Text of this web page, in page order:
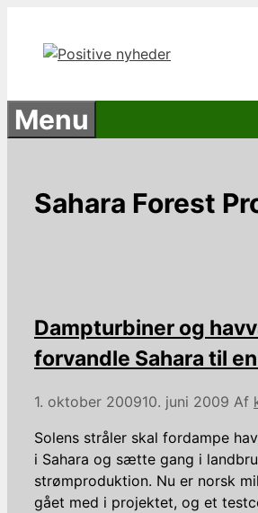
indhold
Menu
Sahara Forest
Dampturbiner og
forvandle Sahara til
1. oktober 200910. juni 2009 Af
Solens stråler skal fordampe
i Sahara og sætte gang i
strømproduktion. Nu er norsk
gået med i projektet, og et